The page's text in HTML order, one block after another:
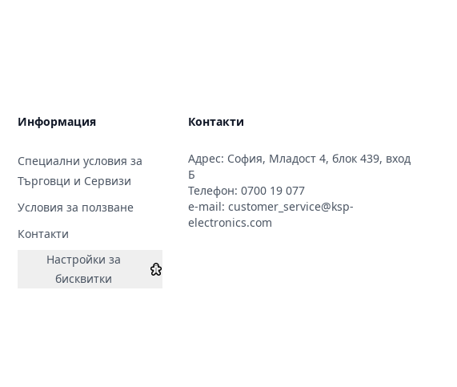
Информация
Специални условия за
Търговци и Сервизи
Условия за ползване
Контакти
Настройки за
бисквитки
Контакти
Адрес: София, Младост 4, блок 439, вход
Б
Телефон: 0700 19 077
e-mail: customer_service@ksp-
electronics.com